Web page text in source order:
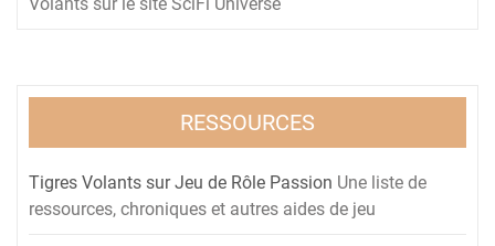
RESSOURCES
Tigres Volants sur Jeu de Rôle Passion Une liste de
ressources, chroniques et autres aides de jeu